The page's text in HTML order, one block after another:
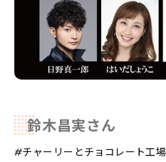
鈴木昌実さん
#チャーリーとチョコレート工場